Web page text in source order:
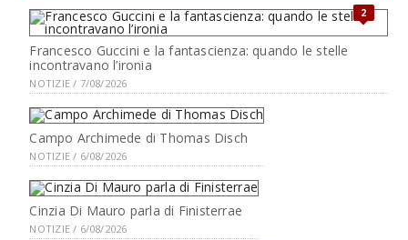
2
Francesco Guccini e la fantascienza: quando le stelle
incontravano l’ironia
NOTIZIE / 7/08/2026
Campo Archimede di Thomas Disch
NOTIZIE / 6/08/2026
Cinzia Di Mauro parla di Finisterrae
NOTIZIE / 6/08/2026